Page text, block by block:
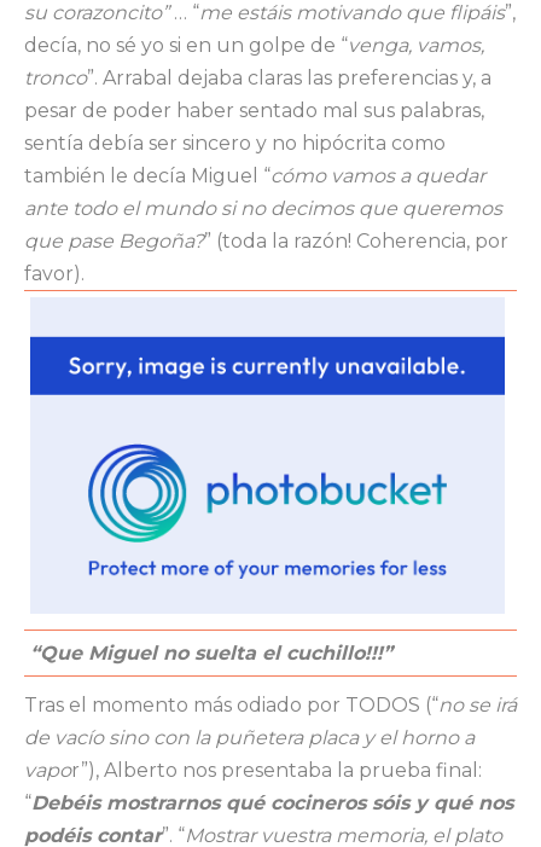
su corazoncito”… “me estáis motivando que flipáis”,
decía, no sé yo si en un golpe de “venga, vamos,
tronco”. Arrabal dejaba claras las preferencias y, a
pesar de poder haber sentado mal sus palabras,
sentía debía ser sincero y no hipócrita como
también le decía Miguel “cómo vamos a quedar
ante todo el mundo si no decimos que queremos
que pase Begoña?” (toda la razón! Coherencia, por
favor).
“Que Miguel no suelta el cuchillo!!!”
Tras el momento más odiado por TODOS (“no se irá
de vacío sino con la puñetera placa y el horno a
vapor”), Alberto nos presentaba la prueba final:
“Debéis mostrarnos qué cocineros sóis y qué nos
podéis contar”. “Mostrar vuestra memoria, el plato